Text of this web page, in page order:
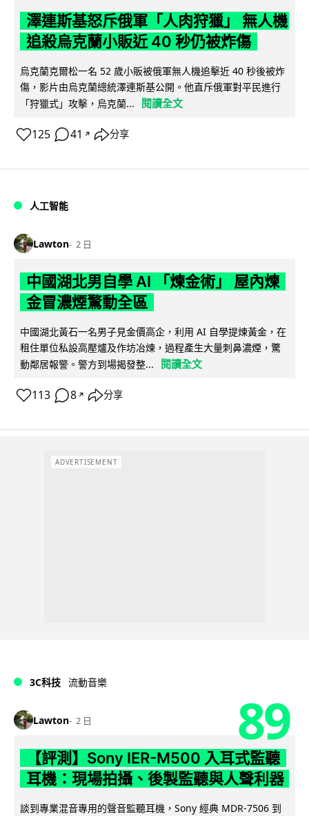
澤連斯基怒斥俄軍「人肉狩獵」 無人機
追殺烏克蘭小販近 40 秒仍被炸傷
烏克蘭克爾松一名 52 歲小販被俄軍無人機追擊近 40 秒後被炸
傷，影片由烏克蘭總統澤連斯基公開。他直斥俄軍對平民進行
「狩獵式」攻擊，烏克蘭...
閱讀全文
125 41 ↗ 分享
人工智能
Lawton 2 日
中國湖北男自學 AI 「煉金術」 屋內煉
金冒濃煙驚動全區
中國湖北黃石一名男子見金價高企，利用 AI 自學提煉黃金，在
租住單位私設高壓爐及作坊冶煉，過程產生大量刺鼻濃煙，驚
動鄰居報警。警方到場揭發整...
閱讀全文
113 8 ↗ 分享
ADVERTISEMENT
3C科技 流動音樂
Lawton 2 日 89
【評測】Sony IER-M500 入耳式監聽
耳機：現場拍攝、後製監聽與人聲利器
談到專業混音專用的聲音監聽耳機，Sony 經典 MDR-7506 到